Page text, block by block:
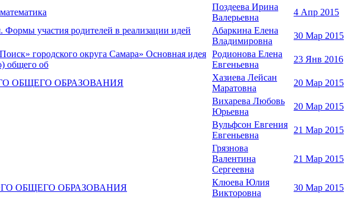
Поздеева Ирина
Валерьевна
4 Апр 2015
Формы участия родителей в реализации идей
Абаркина Елена
Владимировна
30 Мар 2015
городского округа Самара» Основная идея
общего об
Родионова Елена
Евгеньевна
23 Янв 2016
ОБЩЕГО ОБРАЗОВАНИЯ
Хазиева Лейсан
Маратовна
20 Мар 2015
Вихарева Любовь
Юрьевна
20 Мар 2015
Вульфсон Евгения
Евгеньевна
21 Мар 2015
Грязнова
Валентина
Сергеевна
21 Мар 2015
ОБЩЕГО ОБРАЗОВАНИЯ
Клюева Юлия
Викторовна
30 Мар 2015